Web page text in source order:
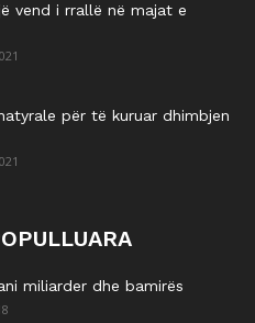
vend i rrallë në majat e
për të kuruar dhimbjen
miliarder dhe bamirës